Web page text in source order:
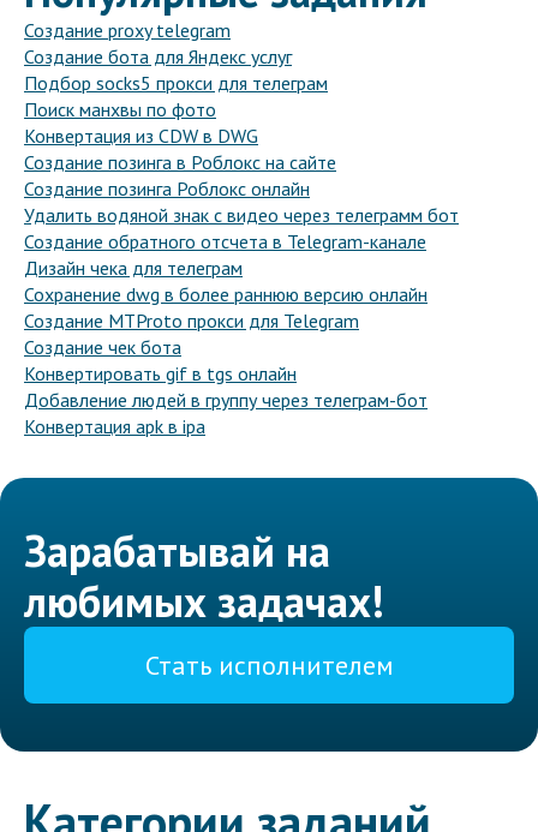
Создание proxy telegram
Создание бота для Яндекс услуг
Подбор socks5 прокси для телеграм
Поиск манхвы по фото
Конвертация из CDW в DWG
Создание позинга в Роблокс на сайте
Создание позинга Роблокс онлайн
Удалить водяной знак с видео через телеграмм бот
Создание обратного отсчета в Telegram-канале
Дизайн чека для телеграм
Сохранение dwg в более раннюю версию онлайн
Создание MTProto прокси для Telegram
Создание чек бота
Конвертировать gif в tgs онлайн
Добавление людей в группу через телеграм-бот
Конвертация apk в ipa
Зарабатывай на
любимых задачах!
Стать исполнителем